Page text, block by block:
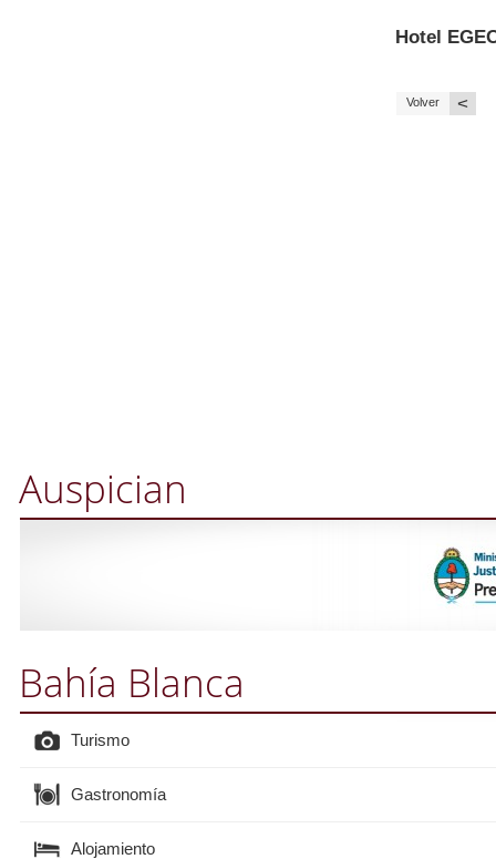
Hotel
Volver <
Auspician
Bahía Blanca
Turismo
Gastronomía
Alojamiento